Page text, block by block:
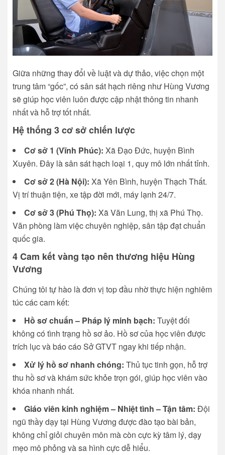
Giữa những thay đổi về luật và dự thảo, việc chọn một
trung tâm “gốc”, có sân sát hạch riêng như Hùng Vương
sẽ giúp học viên luôn được cập nhật thông tin nhanh
nhất và hỗ trợ tốt nhất.
Hệ thống 3 cơ sở chiến lược
Cơ sở 1 (Vĩnh Phúc): Xã Đạo Đức, huyện Bình
Xuyên. Đây là sân sát hạch loại 1, quy mô lớn nhất tỉnh.
Cơ sở 2 (Hà Nội): Xã Yên Bình, huyện Thạch Thất.
Vị trí thuận tiện, xe tập đời mới, máy lạnh 24/7.
Cơ sở 3 (Phú Thọ): Xã Văn Lung, thị xã Phú Thọ.
Văn phòng làm việc chuyên nghiệp, sân tập đạt chuẩn
quốc gia.
4 Cam kết vàng tạo nên thương hiệu Hùng
Vương
Chúng tôi tự hào là đơn vị top đầu nhờ thực hiện nghiêm
túc các cam kết:
Hồ sơ chuẩn – Pháp lý minh bạch: Tuyệt đối
không có tình trạng hồ sơ ảo. Hồ sơ của học viên được
trích lục và báo cáo Sở GTVT ngay khi tiếp nhận.
Xử lý hồ sơ nhanh chóng: Thủ tục tinh gọn, hỗ trợ
thu hồ sơ và khám sức khỏe trọn gói, giúp học viên vào
khóa nhanh nhất.
Giáo viên kinh nghiệm – Nhiệt tình – Tận tâm: Đội
ngũ thầy dạy tại Hùng Vương được đào tạo bài bản,
không chỉ giỏi chuyên môn mà còn cực kỳ tâm lý, dạy
mẹo mô phỏng và sa hình cực dễ hiểu.